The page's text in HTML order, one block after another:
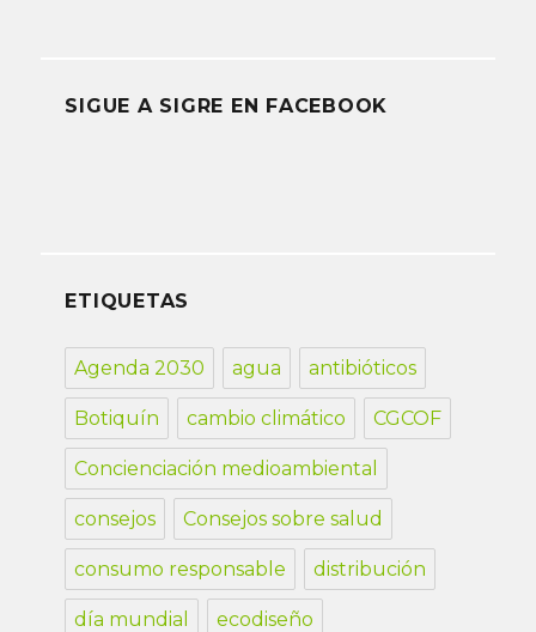
SIGUE A SIGRE EN FACEBOOK
ETIQUETAS
Agenda 2030 agua antibióticos
Botiquín cambio climático CGCOF
Concienciación medioambiental
consejos Consejos sobre salud
consumo responsable distribución
día mundial ecodiseño